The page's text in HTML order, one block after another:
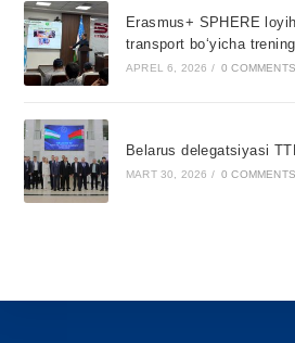
Erasmus+ SPHERE
transport bo‘yicha
APREL 6, 2026 / 0 COMMENTS
Belarus delegatsiyasi
MART 30, 2026 / 0 COMMENTS